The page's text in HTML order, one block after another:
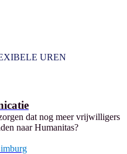
UREN
dat nog meer vrijwilligers
naar Humanitas?